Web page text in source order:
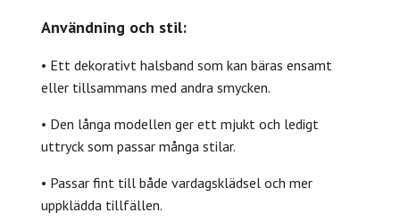
Användning och stil:
• Ett dekorativt halsband som kan bäras ensamt
eller tillsammans med andra smycken.
• Den långa modellen ger ett mjukt och ledigt
uttryck som passar många stilar.
• Passar fint till både vardagsklädsel och mer
uppklädda tillfällen.